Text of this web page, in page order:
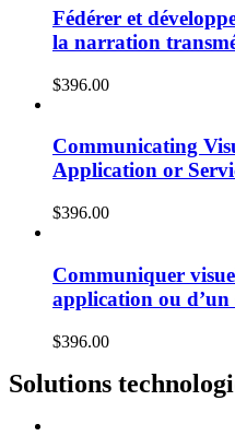
Fédérer et
la narration
$396.00
Communicating
Application or
$396.00
Communiquer
application ou d’un
$396.00
Solutions